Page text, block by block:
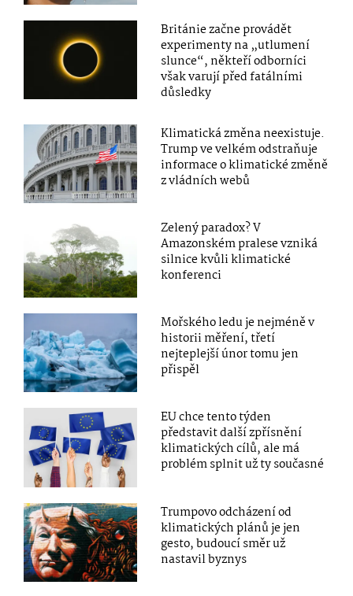
Británie začne provádět
experimenty na „utlumení
slunce“, někteří odborníci
však varují před fatálními
důsledky
Klimatická změna neexistuje.
Trump ve velkém odstraňuje
informace o klimatické změně
z vládních webů
Zelený paradox? V
Amazonském pralese vzniká
silnice kvůli klimatické
konferenci
Mořského ledu je nejméně v
historii měření, třetí
nejteplejší únor tomu jen
přispěl
EU chce tento týden
představit další zpřísnění
klimatických cílů, ale má
problém splnit už ty současné
Trumpovo odcházení od
klimatických plánů je jen
gesto, budoucí směr už
nastavil byznys